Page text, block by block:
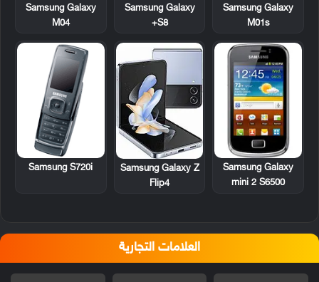
Samsung Galaxy
M01s
Samsung Galaxy
S8+
Samsung Galaxy
M04
Samsung Galaxy
mini 2 S6500
Samsung Galaxy Z
Flip4
Samsung S720i
العلامات التجارية